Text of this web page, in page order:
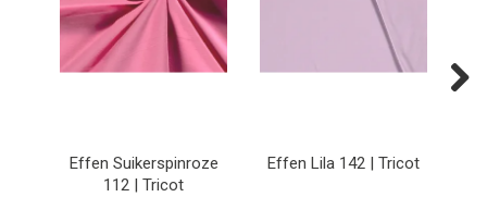
Effen Suikerspinroze
112 | Tricot
Effen Lila 142 | Tricot